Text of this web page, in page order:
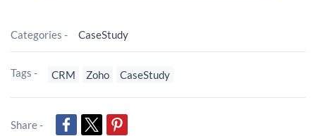
Categories - CaseStudy
Tags - CRM Zoho CaseStudy
Share -